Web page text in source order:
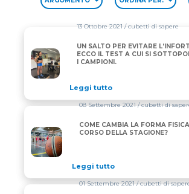
UN SALTO PER EVITARE
13 Ottobre 2021/ cubetti di sapere
UN SALTO PER EVITARE
ECCO IL TEST A CUI SI
I CAMPIONI.
Leggi tutto
COME CAMBIA LA FORMA FISICA
08 Settembre 2021/ cubetti di
COME CAMBIA LA FORMA
CORSO DELLA STAGIONE?
Leggi tutto
01 Settembre 2021/ cubetti di